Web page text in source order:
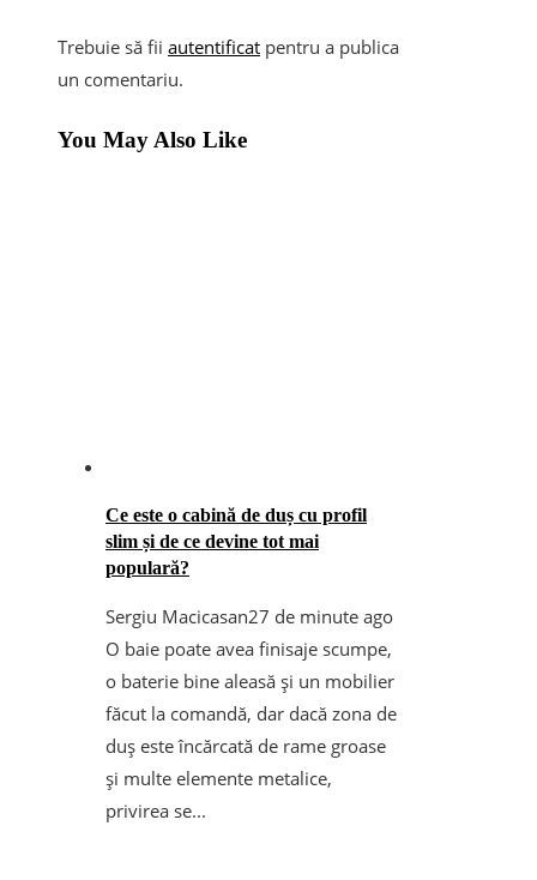
Trebuie să fii autentificat pentru a publica
un comentariu.
You May Also Like
Ce este o cabină de duș cu profil
slim și de ce devine tot mai
populară?
Sergiu Macicasan27 de minute ago
O baie poate avea finisaje scumpe,
o baterie bine aleasă și un mobilier
făcut la comandă, dar dacă zona de
duș este încărcată de rame groase
și multe elemente metalice,
privirea se...